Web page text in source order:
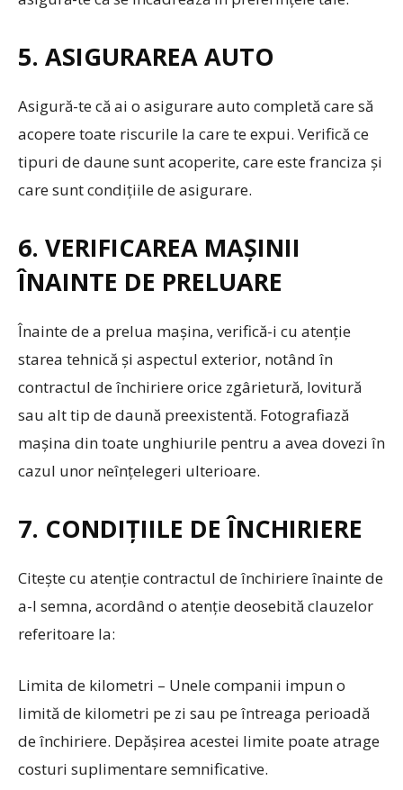
5. ASIGURAREA AUTO
Asigură-te că ai o asigurare auto completă care să
acopere toate riscurile la care te expui. Verifică ce
tipuri de daune sunt acoperite, care este franciza și
care sunt condițiile de asigurare.
6. VERIFICAREA MAȘINII
ÎNAINTE DE PRELUARE
Înainte de a prelua mașina, verifică-i cu atenție
starea tehnică și aspectul exterior, notând în
contractul de închiriere orice zgârietură, lovitură
sau alt tip de daună preexistentă. Fotografiază
mașina din toate unghiurile pentru a avea dovezi în
cazul unor neînțelegeri ulterioare.
7. CONDIȚIILE DE ÎNCHIRIERE
Citește cu atenție contractul de închiriere înainte de
a-l semna, acordând o atenție deosebită clauzelor
referitoare la:
Limita de kilometri – Unele companii impun o
limită de kilometri pe zi sau pe întreaga perioadă
de închiriere. Depășirea acestei limite poate atrage
costuri suplimentare semnificative.